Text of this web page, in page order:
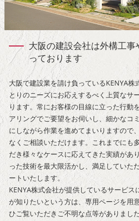
大阪の建設会社は外構工事
っております
大阪で建設業を請け負っているKENYA株
とりのニーズにお応えするべく上質なサ
ります。常にお客様の目線に立った行動
アリングでご要望をお伺いし、細かなコ
にしながら作業を進めてまいりますので
なくご相談いただけます。これまでにも
だき様々なケースに応えてきた実績があ
った技術を最大限活かし、満足していた
ートいたします。
KENYA株式会社が提供しているサービス
が知りたいという方は、専用ページを用
ひご覧いただきご不明な点等がありまし